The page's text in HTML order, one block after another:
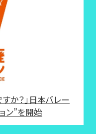
か？」日本バレー
ン”を開始